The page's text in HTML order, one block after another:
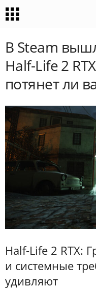
В Steam
Half-Life 2
потянет ли
Half-Life 2 RTX:
и системные
удивляют